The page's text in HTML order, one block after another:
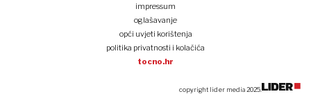
impressum
oglašavanje
opći uvjeti korištenja
politika privatnosti i kolačića
tocno.hr
copyright lider media 2025.